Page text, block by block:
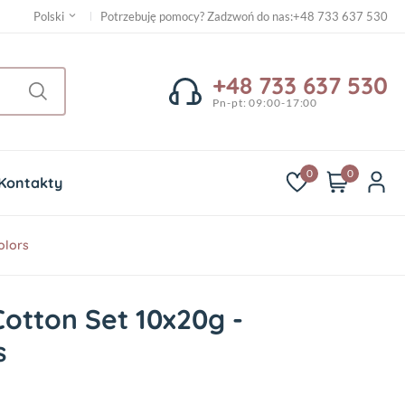
Polski Potrzebuję pomocy? Zadzwoń do nas:+48 733 637 530
+48 733 637 530
Pn-pt: 09:00-17:00
0 0
Set 10x20g -